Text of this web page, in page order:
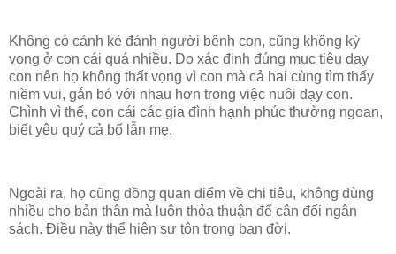
Không có cảnh kẻ đánh người bênh con, cũng không kỳ
vọng ở con cái quá nhiều. Do xác định đúng mục tiêu dạy
con nên họ không thất vọng vì con mà cả hai cùng tìm thấy
niềm vui, gắn bó với nhau hơn trong việc nuôi dạy con.
Chình vì thế, con cái các gia đình hạnh phúc thường ngoan,
biết yêu quý cả bố lẫn mẹ.
Ngoài ra, họ cũng đồng quan điểm về chi tiêu, không dùng
nhiều cho bản thân mà luôn thỏa thuận để cân đối ngân
sách. Điều này thể hiện sự tôn trọng bạn đời.